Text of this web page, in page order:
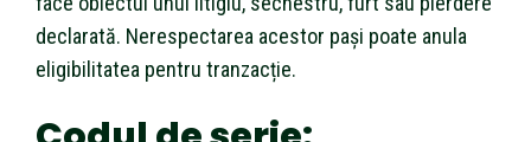
declarată. Nerespectarea acestor pași poate anula
eligibilitatea pentru tranzacție.